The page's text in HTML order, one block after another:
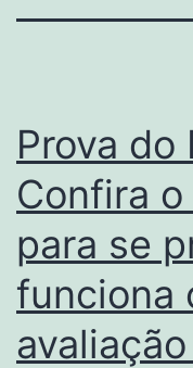
Prova do
Confira
para se
funciona